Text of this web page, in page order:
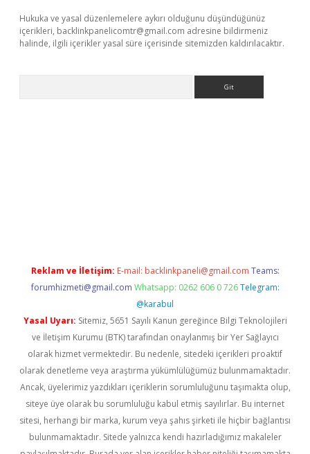
Hukuka ve yasal düzenlemelere aykırı olduğunu düşündüğünüz
içerikleri, backlinkpanelicomtr@gmail.com adresine bildirmeniz
halinde, ilgili içerikler yasal süre içerisinde sitemizden kaldırılacaktır.
Reklam ve İletişim: E-mail: backlinkpaneli@gmail.com Teams:
forumhizmeti@gmail.com Whatsapp: 0262 606 0 726 Telegram:
@karabul
Yasal Uyarı: Sitemiz, 5651 Sayılı Kanun gereğince Bilgi Teknolojileri
ve İletişim Kurumu (BTK) tarafından onaylanmış bir Yer Sağlayıcı
olarak hizmet vermektedir. Bu nedenle, sitedeki içerikleri proaktif
olarak denetleme veya araştırma yükümlülüğümüz bulunmamaktadır.
Ancak, üyelerimiz yazdıkları içeriklerin sorumluluğunu taşımakta olup,
siteye üye olarak bu sorumluluğu kabul etmiş sayılırlar. Bu internet
sitesi, herhangi bir marka, kurum veya şahıs şirketi ile hiçbir bağlantısı
bulunmamaktadır. Sitede yalnızca kendi hazırladığımız makaleler